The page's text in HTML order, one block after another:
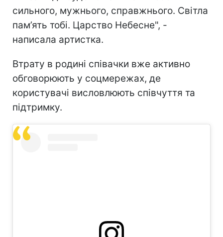
сильного, мужнього, справжнього. Світла
пам’ять тобі. Царство Небесне", -
написала артистка.
Втрату в родині співачки вже активно
обговорюють у соцмережах, де
користувачі висловлюють співчуття та
підтримку.